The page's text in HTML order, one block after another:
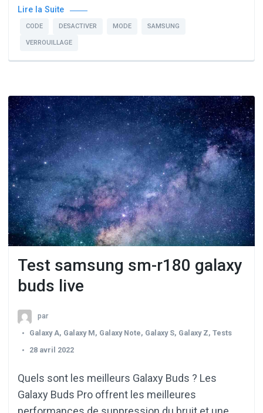
Lire la Suite
CODE DESACTIVER MODE SAMSUNG
VERROUILLAGE
Test samsung sm-r180 galaxy
buds live
par
Galaxy A, Galaxy M, Galaxy Note, Galaxy S, Galaxy Z, Tests
28 avril 2022
Quels sont les meilleurs Galaxy Buds ? Les
Galaxy Buds Pro offrent les meilleures